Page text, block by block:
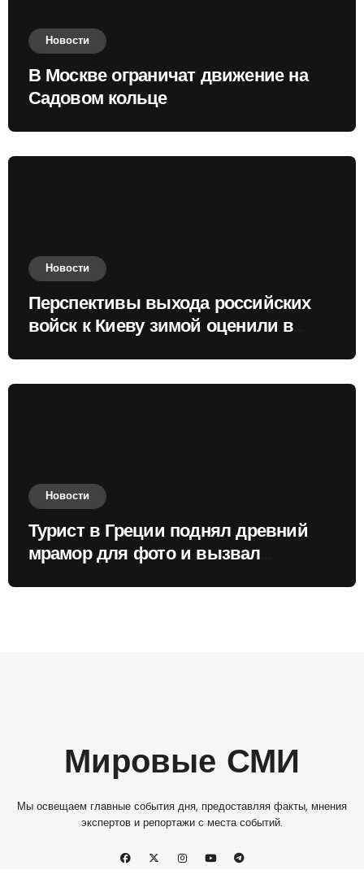
Новости
В Москве ограничат движение на
Садовом кольце
Новости
Перспективы выхода российских
войск к Киеву зимой оценили в
Новости
Турист в Греции поднял древний
мрамор для фото и вызвал
Мировые СМИ
Мы освещаем главные события дня, предоставляя факты, мнения
экспертов и репортажи с места событий.